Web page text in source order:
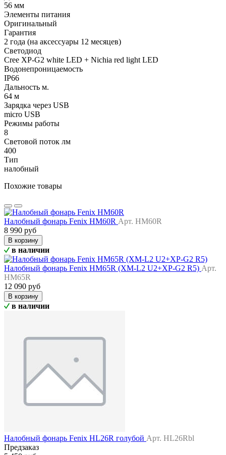
56 мм
Элементы питания
Оригинальный
Гарантия
2 года (на аксессуары 12 месяцев)
Светодиод
Cree XP-G2 white LED + Nichia red light LED
Водонепроницаемость
IP66
Дальность м.
64 м
Зарядка через USB
micro USB
Режимы работы
8
Световой поток лм
400
Тип
налобный
Похожие товары
Налобный фонарь Fenix HM60R Арт. HM60R
8 990 руб
В корзину
в наличии
Налобный фонарь Fenix HM65R (XM-L2 U2+XP-G2 R5) Арт.
HM65R
12 090 руб
В корзину
в наличии
Налобный фонарь Fenix HL26R голубой Арт. HL26Rbl
Предзаказ